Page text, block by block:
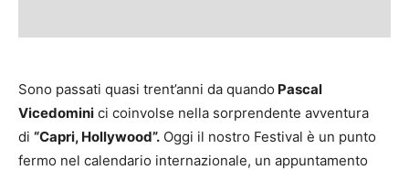
Sono passati quasi trent’anni da quando Pascal
Vicedomini ci coinvolse nella sorprendente avventura
di “Capri, Hollywood”. Oggi il nostro Festival è un punto
fermo nel calendario internazionale, un appuntamento